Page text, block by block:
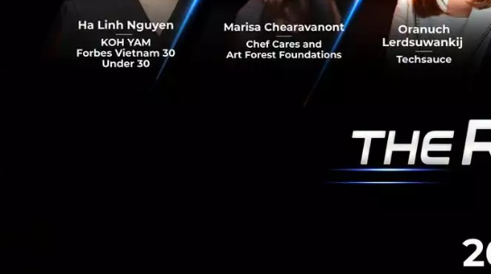
วิธีคลาสสิกคือการสร้าง 'กิจวัตร'
ตัดสินใจยิบย่อยในแต่ละวัน สม
หัดกระจายงานให้คนอื่นตัดสินใ
เหนื่อยล้าทางความคิดได้มหา
นอกจากนี้การกลับไปหาวิธีเบสิ
สมอง’ โดยไม่ต้องมานั่งคิดวิเค